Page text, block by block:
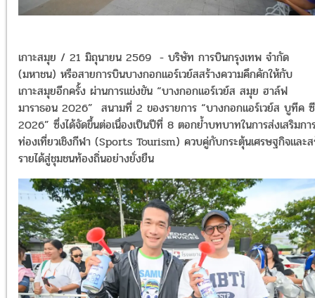
เกาะสมุย / 21 มิถุนายน 2569 - บริษัท การบินกรุงเทพ จำกัด
(มหาชน) หรือสายการบินบางกอกแอร์เวย์สสร้างความคึกคักให้กับ
เกาะสมุยอีกครั้ง ผ่านการแข่งขัน “บางกอกแอร์เวย์ส สมุย ฮาล์ฟ
มาราธอน 2026” สนามที่ 2 ของรายการ “บางกอกแอร์เวย์ส บูทีค
2026” ซึ่งได้จัดขึ้นต่อเนื่องเป็นปีที่ 8 ตอกย้ำบทบาทในการส่งเสริมกา
ท่องเที่ยวเชิงกีฬา (Sports Tourism) ควบคู่กับกระตุ้นเศรษฐกิจและส
รายได้สู่ชุมชนท้องถิ่นอย่างยั่งยืน